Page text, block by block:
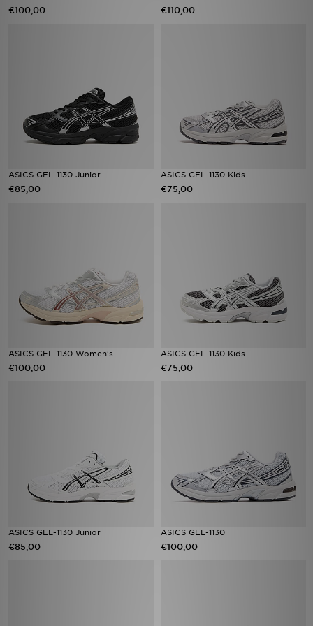
€100,00 €110,00
ASICS GEL-1130 Junior
€85,00
ASICS GEL-1130 Kids
€75,00
ASICS GEL-1130 Women's
€100,00
ASICS GEL-1130 Kids
€75,00
ASICS GEL-1130 Junior
€85,00
ASICS GEL-1130
€100,00